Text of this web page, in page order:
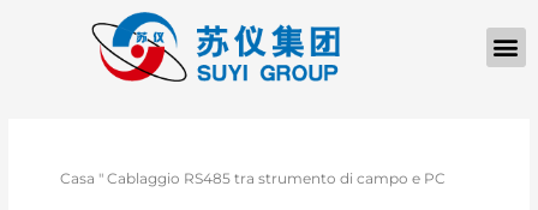
Casa "Cablaggio RS485 tra strumento di campo e PC